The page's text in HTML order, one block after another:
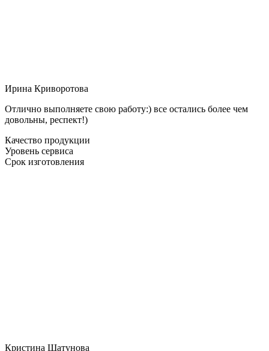
Ирина Криворотова
Отлично выполняете свою работу:) все остались более чем
довольны, респект!)
Качество продукции
Уровень сервиса
Срок изготовления
Кристина Шатунова